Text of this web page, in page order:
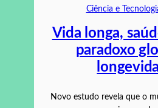
Ciência e
Vida longa,
paradoxo
Novo estudo revela que o